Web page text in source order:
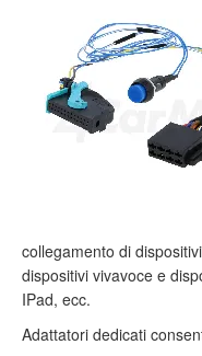
collegamento di
dispositivi vivavoce e
IPad, ecc.
Adattatori dedicati